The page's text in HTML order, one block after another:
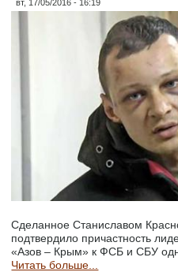
вт, 17/05/2016 - 16:19
Сделанное Станиславом
подтвердило причастность
«Азов – Крым» к ФСБ и СБУ
Читать больше...